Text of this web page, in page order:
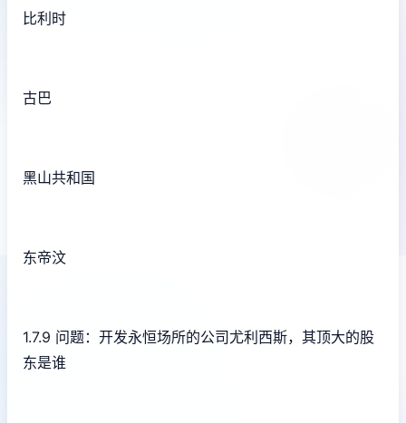
比利时
古巴
黑山共和国
东帝汶
1.7.9 问题：开发永恒场所的公司尤利西斯，其顶大的股
东是谁